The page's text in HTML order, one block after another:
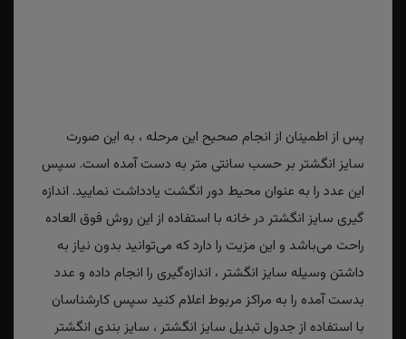
پس از اطمینان از انجام صحیح این مرحله ، به این صورت
سایز انگشتر بر حسب سانتی متر به دست آمده است. سپس
این عدد را به عنوان محیط دور انگشت یادداشت نمایید. اندازه
گیری سایز انگشتر در خانه با استفاده از این روش فوق العاده
راحت می‌باشد و این مزیت را دارد که می‌توانید بدون نیاز به
داشتن وسیله سایز انگشتر ، اندازه‌گیری را انجام داده و عدد
بدست آمده را به مراکز مربوط اعلام کنید سپس کارشناسان
با استفاده از جدول تبدیل سایز انگشتر ، سایز بندی انگشتر